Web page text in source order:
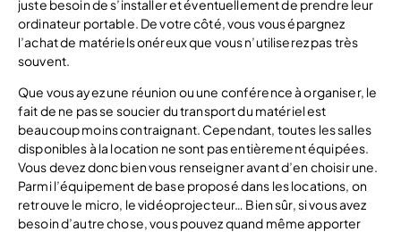
juste besoin de s’installer et éventuellement de prendre leur
ordinateur portable. De votre côté, vous vous épargnez
l’achat de matériels onéreux que vous n’utiliserez pas très
souvent.
Que vous ayez une réunion ou une conférence à organiser, le
fait de ne pas se soucier du transport du matériel est
beaucoup moins contraignant. Cependant, toutes les salles
disponibles à la location ne sont pas entièrement équipées.
Vous devez donc bien vous renseigner avant d’en choisir une.
Parmi l’équipement de base proposé dans les locations, on
retrouve le micro, le vidéoprojecteur… Bien sûr, si vous avez
besoin d’autre chose, vous pouvez quand même apporter